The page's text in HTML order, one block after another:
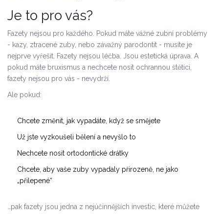
Je to pro vás?
Fazety nejsou pro každého. Pokud máte vážné zubní problémy
- kazy, ztracené zuby, nebo závažný parodontit - musíte je
nejprve vyřešit. Fazety nejsou léčba. Jsou estetická úprava. A
pokud máte bruxismus a nechcete nosit ochrannou štětici,
fazety nejsou pro vás - nevydrží.
Ale pokud:
Chcete změnit, jak vypadáte, když se smějete
Už jste vyzkoušeli bělení a nevyšlo to
Nechcete nosit ortodontické drátky
Chcete, aby vaše zuby vypadaly přirozeně, ne jako
„přilepené“
…pak fazety jsou jedna z nejúčinnějších investic, které můžete